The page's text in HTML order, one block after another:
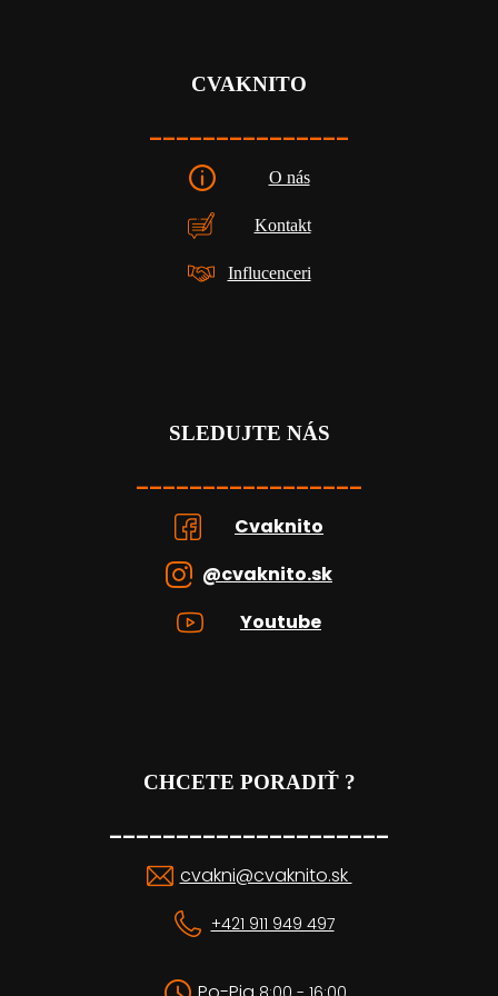
CVAKNITO
_______________
O nás
Kontakt
Influcenceri
SLEDUJTE NÁS
_________________
Cvaknito
@cvaknito.sk
Youtube
CHCETE PORADIŤ ?
_____________________
cvakni@cvaknito.sk
+421 911 949 497